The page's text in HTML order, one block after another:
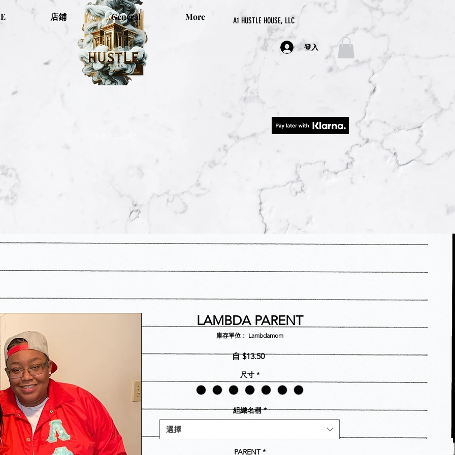
A1 HUSTLE HOUSE, LLC
店鋪 General More
登入
LAMBDA PARENT
庫存單位： Lambdamom
自$13.50促
格
尺寸 *
組織名稱 *
選擇
PARENT *